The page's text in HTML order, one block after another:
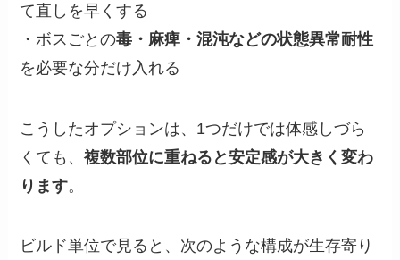
て直しを早くする
・ボスごとの毒・麻痺・混沌などの状態異常耐性
を必要な分だけ入れる
こうしたオプションは、1つだけでは体感しづら
くても、複数部位に重ねると安定感が大きく変わ
ります。
ビルド単位で見ると、次のような構成が生存寄り